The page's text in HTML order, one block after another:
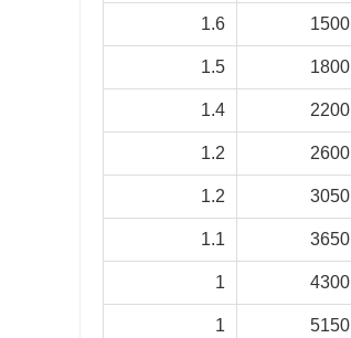
1500
1.6
1800
1.5
2200
1.4
2600
1.2
3050
1.2
3650
1.1
4300
1
5150
1